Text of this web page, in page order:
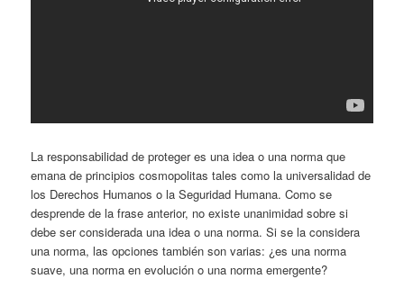
La responsabilidad de proteger es una idea o una norma que
emana de principios cosmopolitas tales como la universalidad de
los Derechos Humanos o la Seguridad Humana. Como se
desprende de la frase anterior, no existe unanimidad sobre si
debe ser considerada una idea o una norma. Si se la considera
una norma, las opciones también son varias: ¿es una norma
suave, una norma en evolución o una norma emergente?